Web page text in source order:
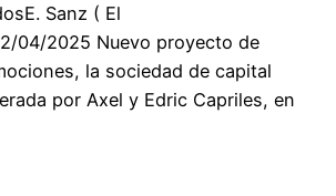
Sanz ( El
04/2025 Nuevo proyecto de
la sociedad de capital
por Axel y Edric Capriles, en